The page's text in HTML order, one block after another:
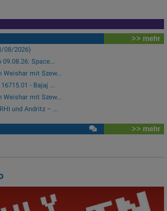
>> mehr
08/2026)
Space...
Weishar mit Szew...
- Bajaj ...
Weishar mit Szew...
und Andritz – ...
>> mehr